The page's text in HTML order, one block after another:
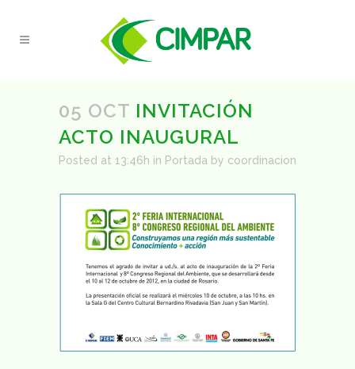
05 OCT INVITACIÓN
ACTO INAUGURAL
Posted at 13:46h in Portada by coordinacion